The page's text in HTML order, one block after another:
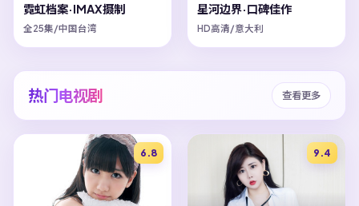
霓虹档案·IMAX摄制
全25集/中国台湾
星河边界·口碑佳作
HD高清/意大利
热门电视剧 查看更多
6.8 9.4